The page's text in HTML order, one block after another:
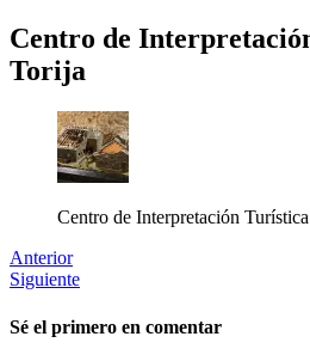
Centro de
Torija
Centro de Interpretación
Anterior
Siguiente
Sé el primero en comentar